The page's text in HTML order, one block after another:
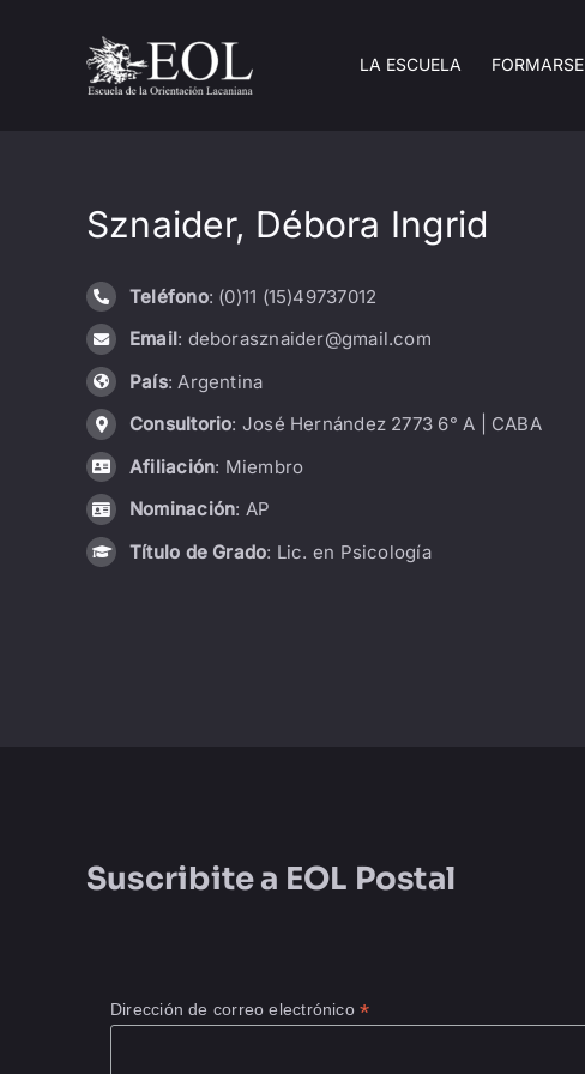
contenido
LA ESCUELA FORMARSE
Sznaider, Débora Ingrid
Teléfono: (0)11 (15)49737012
Email: deborasznaider@gmail.com
País: Argentina
Consultorio: José Hernández 2773 6° A | CABA
Afiliación: Miembro
Nominación: AP
Título de Grado: Lic. en Psicología
Suscribite a EOL Postal
Dirección de correo electrónico*